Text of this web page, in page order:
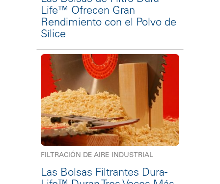
Life™ Ofrecen Gran
Rendimiento con el Polvo de
Sílice
FILTRACIÓN DE AIRE INDUSTRIAL
Las Bolsas Filtrantes Dura-